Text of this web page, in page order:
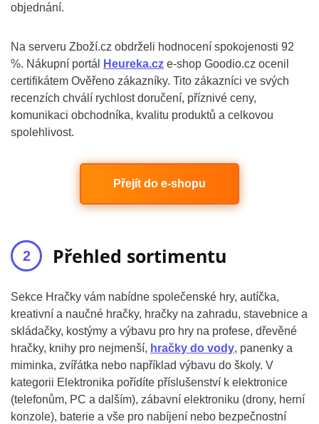
objednání.
Na serveru Zboží.cz obdrželi hodnocení spokojenosti 92
%. Nákupní portál
Heureka.cz e-shop Goodio.cz ocenil
certifikátem Ověřeno zákazníky. Tito zákazníci ve svých
recenzích chválí rychlost doručení, příznivé ceny,
komunikaci obchodníka, kvalitu produktů a celkovou
spolehlivost.
Přejít do e-shopu
Přehled sortimentu
Sekce Hračky vám nabídne společenské hry, autíčka,
kreativní a naučné hračky, hračky na zahradu, stavebnice a
skládačky, kostýmy a výbavu pro hry na profese, dřevěné
hračky, knihy pro nejmenší, hračky do vody, panenky a
miminka, zvířátka nebo například výbavu do školy. V
kategorii Elektronika pořídíte příslušenství k elektronice
(telefonům, PC a dalším), zábavní elektroniku (drony, herní
konzole), baterie a vše pro nabíjení nebo bezpečnostní